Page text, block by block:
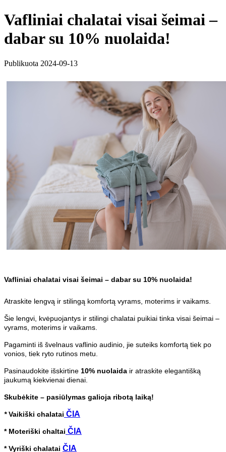
Vafliniai chalatai visai šeimai –
dabar su 10% nuolaida!
Publikuota 2024-09-13
Vafliniai chalatai visai šeimai – dabar su 10% nuolaida!
Atraskite lengvą ir stilingą komfortą vyrams, moterims ir vaikams.
Šie lengvi, kvėpuojantys ir stilingi chalatai puikiai tinka visai šeimai –
vyrams, moterims ir vaikams.
Pagaminti iš švelnaus vaflinio audinio, jie suteiks komfortą tiek po
vonios, tiek ryto rutinos metu.
Pasinaudokite išskirtine 10% nuolaida ir atraskite elegantišką
jaukumą kiekvienai dienai.
Skubėkite – pasiūlymas galioja ribotą laiką!
*Vaikiški chalatai ČIA
* Moteriški chaltai ČIA
* Vyriški chalatai ČIA